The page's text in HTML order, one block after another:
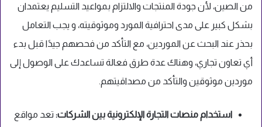
من الصين، لأن جودة المنتجات والالتزام بمواعيد التسليم يعتمدان
بشكل كبير على مدى احترافية المورد وموثوقيته، و يجب التعامل
بحذر عند البحث عن الموردين، مع التأكد من فحصهم جيدًا قبل بدء
أي تعاون تجاري، وهناك عدة طرق فعالة تساعدك على الوصول إلى
موردين موثوقين والتأكد من مصداقيتهم.
استخدام منصات التجارة الإلكترونية بين الشركات: تعد مواقع